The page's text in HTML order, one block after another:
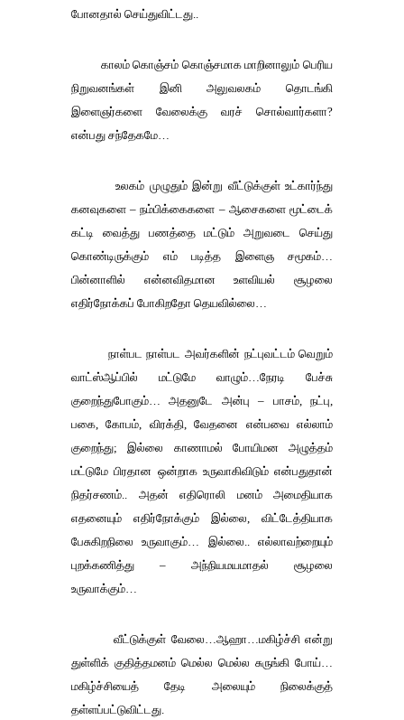
போனதால் செய்துவிட்டது
காலம் கொஞ்சம் கொஞ்சமாக மாறினாலும் பெரிய
நிறுவனங்கள்
இனி அலுவலகம்
தொடங்கி
இளைஞர்களை
வேலைக்கு வரச் சொல்வார்களா?
என்பது சந்தேகமே
உலகம் முழுதும் இன்று வீட்டுக்குள் உட்கார்ந்து
கனவுகளை –நம்பிக்கைகளை – ஆசைகளை மூட்டைக்
கட்டி
வைத்து பணத்தை மட்டும் அறுவடை
செய்து
கொண்டிருக்கும்
எம் படித்த இளைஞ சமூகம்
பின்னாளில்
என்னவிதமான உளவியல்
சூழலை
எதிர்நோக்கப் போகிறதோ தெயவில்லை
நாள்பட நாள்பட அவர்களின் நட்புவட்டம் வெறும்
வாட்ஸ்ஆப்பில்
மட்டுமே வாழும் நேரடி
பேச்சு
குறைந்துபோகும் …அதனுடே அன்பு – பாசம்,நட்பு
பகை ,கோபம் விரக்தி ,வேதனை என்பவை
எல்லாம்
குறைந்து;இல்லை காணாமல் போயிமன
அழுத்தம்
மட்டுமே பிரதான ஒன்றாக உருவாகிவிடும் என்பதுதான்
நிதர்சணம்
அதன் எதிரொலி மனம்
அமைதியாக
எதனையும்
எதிர்நோக்கும் இல்லை
விட்டேத்தியாக
பேசுகிறநிலை
உருவாகும் இல்லை ..எல்லாவற்றையும்
புறக்கணித்து
– அந்நியமயமாதல்
சூழலை
உருவாக்கும்
வீட்டுக்குள் வேலை ஆஹா மகிழ்ச்சி என்று
துள்ளிக் குதித்தமனம் மெல்ல மெல்ல சுருங்கி போய்
மகிழ்ச்சியைத்
தேடி அலையும்
நிலைக்குத்
தள்ளப்பட்டுவிட்டது